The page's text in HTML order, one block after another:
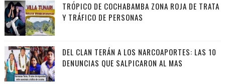
TRÓPICO DE COCHABAMBA ZONA ROJA DE TRATA
Y TRÁFICO DE PERSONAS
DEL CLAN TERÁN A LOS NARCOAPORTES: LAS 10
DENUNCIAS QUE SALPICARON AL MAS